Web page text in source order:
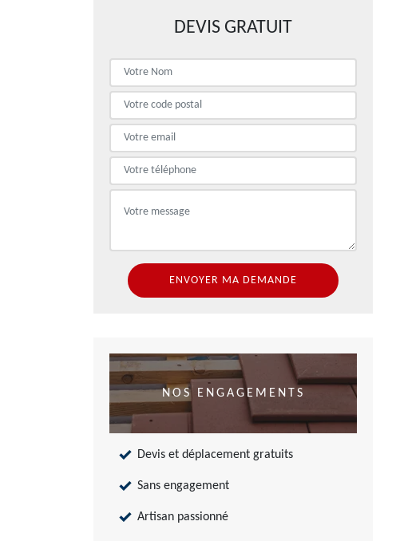
DEVIS GRATUIT
NOS ENGAGEMENTS
Devis et déplacement gratuits
Sans engagement
Artisan passionné